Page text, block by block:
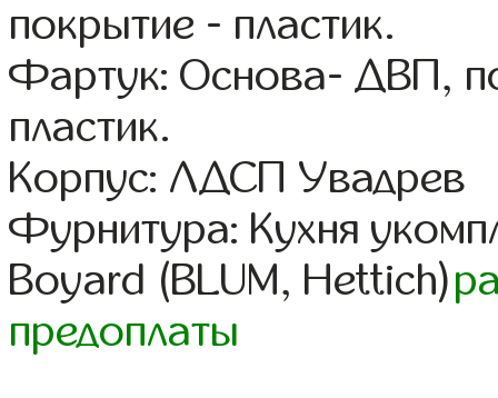
покрытие - пластик.
Фартук: Основа- ДВП,
пластик.
Корпус: ЛДСП Увадрев
Фурнитура: Кухня
Boyard (BLUM, Hettich)
предоплаты